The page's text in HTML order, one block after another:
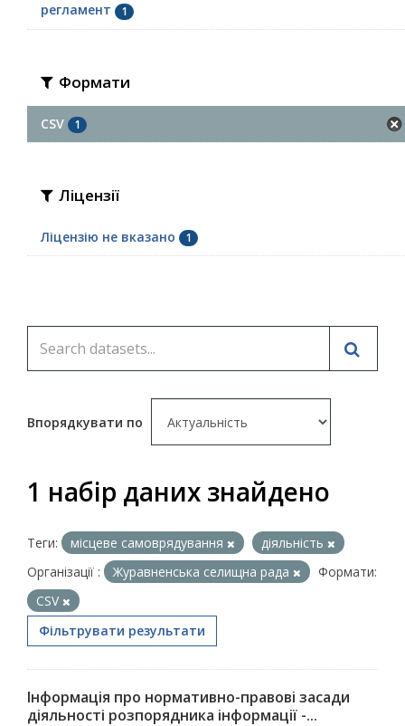
регламент 1
Формати
CSV 1
Ліцензії
Ліцензію не вказано 1
Впорядкувати по
1 набір даних знайдено
Теги: місцеве самоврядування
діяльність
Організації :
Журавненська селищна рада
Формати:
CSV
Фільтрувати результати
Інформація про нормативно-правові засади
діяльності розпорядника інформації -...